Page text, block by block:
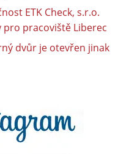
ETK Check, s.r.o.
pracoviště Liberec
dvůr je otevřen jinak